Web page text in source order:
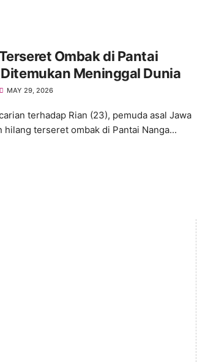
Ombak di Pantai
Meninggal Dunia
MAY 29, 2026
terhadap Rian (23), pemuda asal Jawa
hilang terseret ombak di Pantai Nanga...